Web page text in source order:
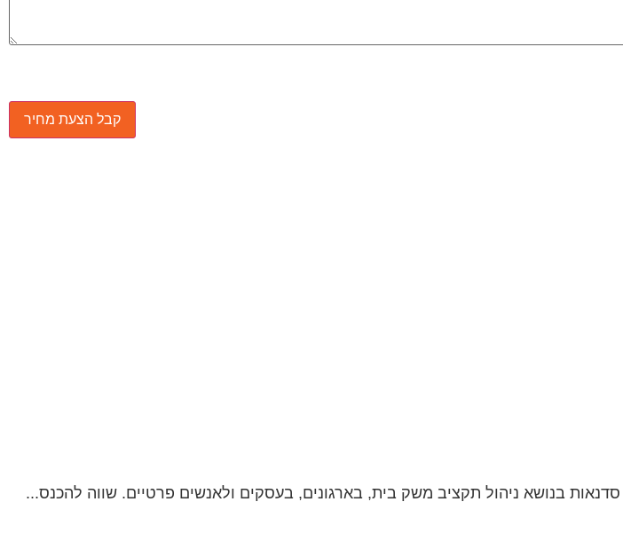
בנושא ניהול תקציב משק בית, בארגונים, בעסקים ולאנשים פרטיים. שווה להכנס...